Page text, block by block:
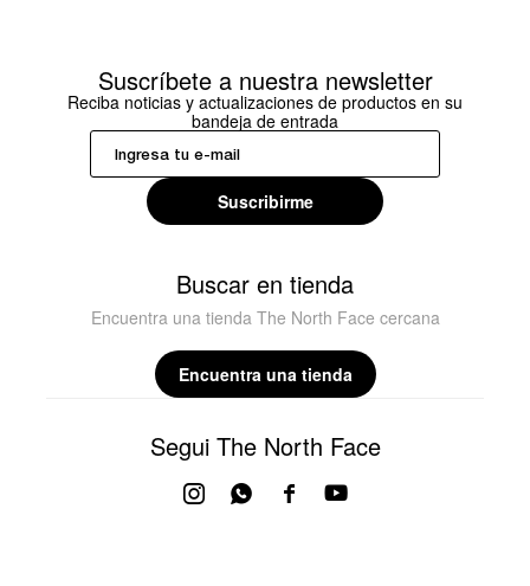
Suscríbete a nuestra newsletter
Reciba noticias y actualizaciones de productos en su
bandeja de entrada
Suscribirme
Buscar en tienda
Encuentra una tienda The North Face cercana
Encuentra una tienda
Segui The North Face
 
 